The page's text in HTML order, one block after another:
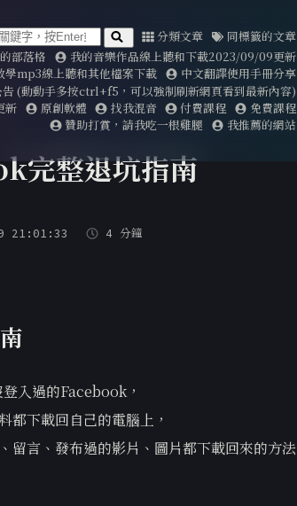
分類文章
同標籤的文章
部落格
我的音樂作品線上聽和下載2023/09/09更新
學mp3線上聽和其他檔案下載
中文翻譯使用手冊分享
(動動手多按ctrl+f5，可以強制刷新網頁看到最新內容)
新
原創軟體 找我混音 付費課程
免費課程
贊助打賞，請我吃一根雞腿
我推薦的網站
完整退坑指南
21:01:33 4 分鐘
入過的Facebook，
都下載回自己的電腦上，
留言、發布過的影片、圖片都下載回來的方法